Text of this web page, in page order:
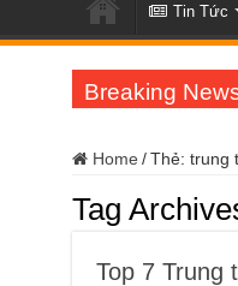
Tin Tức
Breaking
Home /Thẻ: trung
Tag
Top 7 Trung